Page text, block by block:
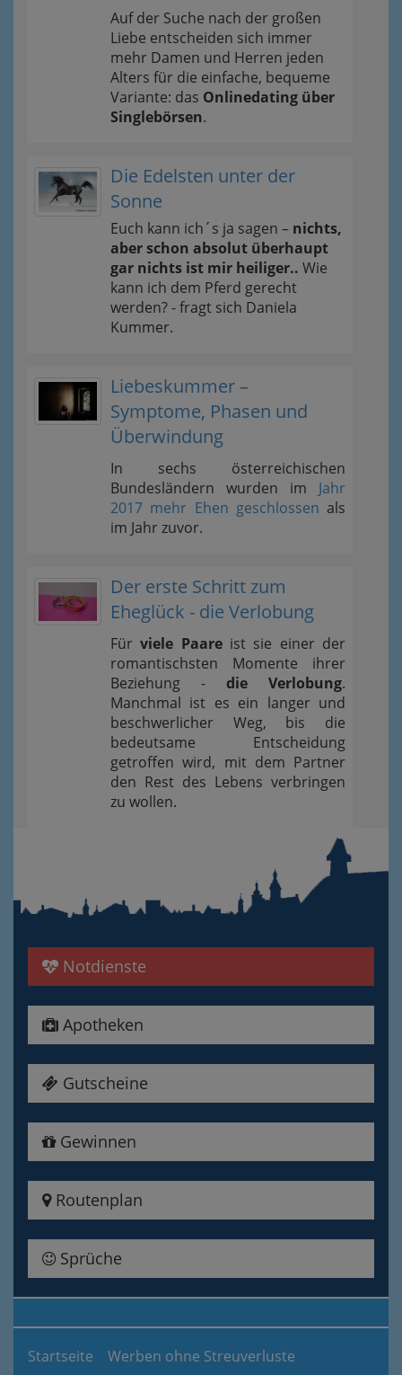
Auf der Suche nach der großen
Liebe entscheiden sich immer
mehr Damen und Herren jeden
Alters für die einfache, bequeme
Variante: das Onlinedating über
Singlebörsen.
Die Edelsten unter der
Sonne
Euch kann ich´s ja sagen – nichts,
aber schon absolut überhaupt
gar nichts ist mir heiliger.. Wie
kann ich dem Pferd gerecht
werden? - fragt sich Daniela
Kummer.
Liebeskummer –
Symptome, Phasen und
Überwindung
In sechs österreichischen
Bundesländern wurden im Jahr
2017 mehr Ehen geschlossen als
im Jahr zuvor.
Der erste Schritt zum
Eheglück - die Verlobung
Fürviele Paareist sie einer der
romantischsten Momente ihrer
Beziehung - die Verlobung.
Manchmal ist es ein langer und
beschwerlicher Weg, bis die
bedeutsame Entscheidung
getroffen wird, mit dem Partner
den Rest des Lebens verbringen
zu wollen.
Notdienste
Apotheken
Gutscheine
Gewinnen
Routenplan
Sprüche
Startseite Werben ohne Streuverluste